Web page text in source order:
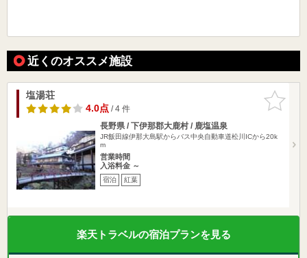
近くのオススメ施設
お気に入
りに追加
塩湯荘
4.0点/ 4 件
長野県 / 下伊那郡大鹿村 / 鹿塩温泉
JR飯田線伊那大島駅からバス中央自動車道松川ICから20k
m
営業時間
入浴料金 ～
宿泊 紅葉
楽天トラベルの宿泊プランを見る